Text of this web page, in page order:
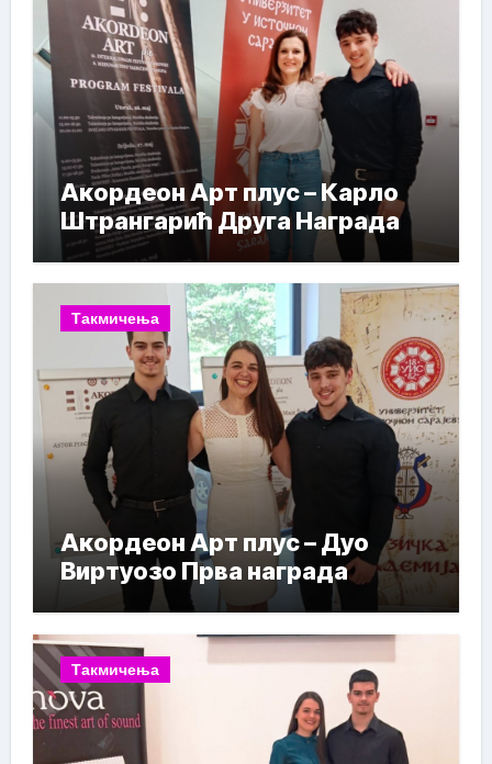
Акордеон Арт плус – Карло
Штрангарић Друга Награда
Такмичења
Акордеон Арт плус – Дуо
Виртуозо Прва награда
Такмичења